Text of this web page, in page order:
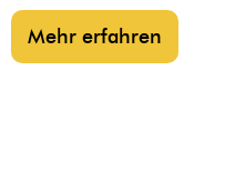
Mehr erfahren